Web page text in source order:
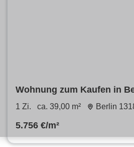
Wohnung zum Kaufen in
m²
1 Zi. ca. 39,00 m² Berlin
5.756 €/m²